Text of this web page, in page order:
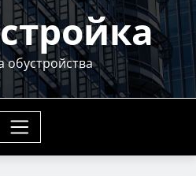
обустройства